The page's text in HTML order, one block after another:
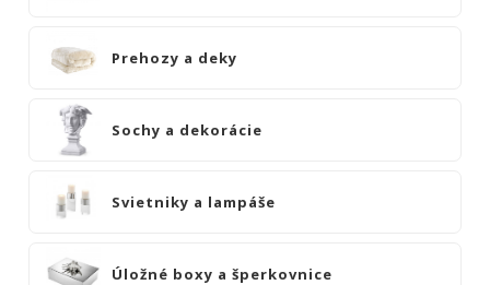
Prehozy a deky
Sochy a dekorácie
Svietniky a lampáše
Úložné boxy a šperkovnice